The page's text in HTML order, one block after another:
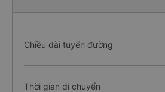
Chiều dài tuyến đường
Thời gian di chuyển